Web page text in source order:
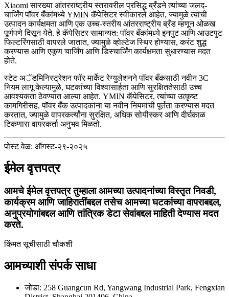
Xiaomi सारख्या आंतरराष्ट्रीय स्तरावरील प्रसिद्ध ब्रँडने त्यांच्या जलद-
चार्जिंग पॉवर बँकांमध्ये YMIN कॅपेसिटर स्वीकारले आहेत, ज्यामुळे त्यांची
उत्पादन कार्यक्षमता आणि एक उच्च-स्तरीय आंतरराष्ट्रीय ब्रँड म्हणून ओळख
पूर्णपणे दिसून येते. हे कॅपेसिटर सामान्यत: पॉवर बँकांमध्ये इनपुट आणि आउटपुट
फिल्टरिंगसाठी वापरले जातात, ज्यामुळे व्होल्टेज स्थिर होण्यास, करंट शुद्ध
करण्यास आणि एकूण चार्जिंग आणि डिस्चार्जिंग कार्यक्षमता सुधारण्यास मदत
होते.
स्टेट अॅडमिनिस्ट्रेशन फॉर मार्केट रेग्युलेशनने पॉवर बँकसाठी नवीन 3C
नियम लागू केल्यामुळे, घटकांच्या विश्वासार्हता आणि सुरक्षिततेसाठी उच्च
आवश्यकता ठेवण्यात आल्या आहेत. YMIN कॅपेसिटर, त्यांच्या उत्कृष्ट
कामगिरीसह, पॉवर बँक उत्पादकांना या नवीन नियमांची पूर्तता करण्यास मदत
करतात, ज्यामुळे वापरकर्त्यांना सुरक्षित, अधिक सोयीस्कर आणि दीर्घकाळ
टिकणारा वापरकर्ता अनुभव मिळतो.
पोस्ट वेळ: ऑगस्ट-२९-२०२५
ईमेल वृत्तपत्र
आमचे ईमेल वृत्तपत्र तुम्हाला आमच्या उत्पादनांच्या विस्तृत निवडी,
कार्यक्रम आणि जाहिरातींबद्दल तसेच आमच्या घटकांच्या वापराबद्दल,
अनुप्रयोगांबद्दल आणि तांत्रिक डेटा सेवांबद्दल माहिती देण्यास मदत
करते.
किंमत सूचीसाठी चौकशी
आमच्याशी संपर्क साधा
जोडा: 258 Guangcun Rd, Yangwang Industrial Park, Fengxian